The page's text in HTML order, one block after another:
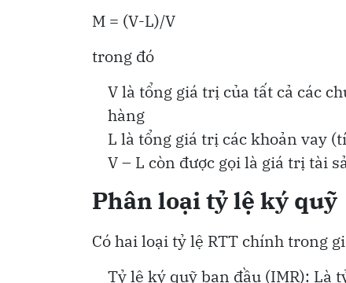
M = (V-L)/V
trong đó
V là tổng giá trị của tất cả các
hàng
L là tổng giá trị các khoản vay
V – L còn được gọi là giá trị tài
Phân loại tỷ lệ ký quỹ
Có hai loại tỷ lệ RTT chính trong
Tỷ lệ ký quỹ ban đầu (IMR): Là